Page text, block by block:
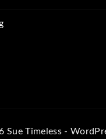
Timeless -